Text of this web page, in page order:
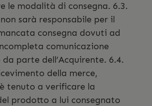
le modalità di consegna. 6.3.
sarà responsabile per il
consegna dovuti ad
comunicazione
da parte dell’Acquirente. 6.4.
della merce,
tenuto a verificare la
prodotto a lui consegnato